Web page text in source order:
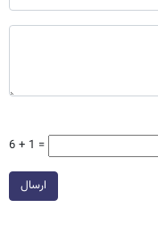
6 + 1 =
ارسال